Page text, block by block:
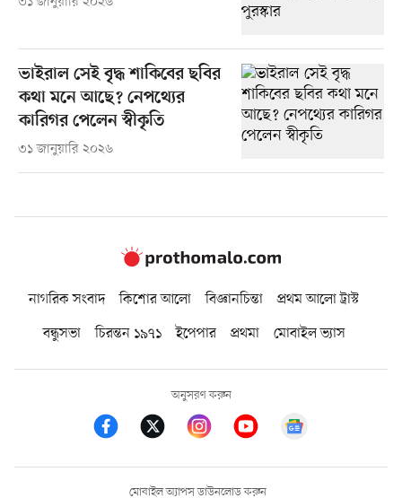
ভাইরাল সেই বৃদ্ধ শাকিবের ছবির
কথা মনে আছে? নেপথ্যের
কারিগর পেলেন স্বীকৃতি
৩১ জানুয়ারি ২০২৬
নাগরিক সংবাদ কিশোর আলো বিজ্ঞানচিন্তা
প্রথম আলো ট্রাস্ট
বন্ধুসভা
চিরন্তন ১৯৭১ ইপেপার প্রথমা মোবাইল ভ্যাস
অনুসরণ করুন
মোবাইল অ্যাপস ডাউনলোড করুন